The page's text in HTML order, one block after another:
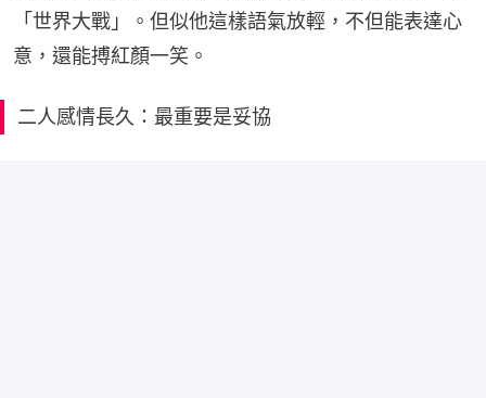
「世界大戰」。但似他這樣語氣放輕，不但能表達心
意，還能搏紅顏一笑。
二人感情長久：最重要是妥協